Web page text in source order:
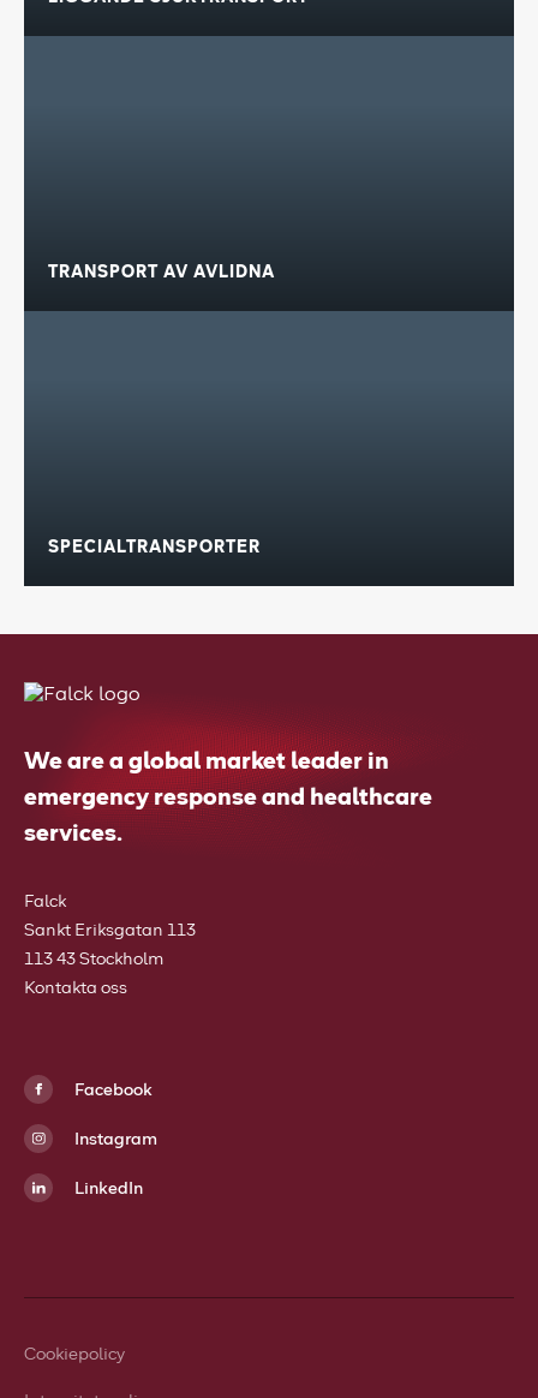
TRANSPORT AV AVLIDNA
SPECIALTRANSPORTER
We are a global market leader in
emergency response and healthcare
services.
Falck
Sankt Eriksgatan 113
113 43 Stockholm
Kontakta oss
Facebook
Instagram
LinkedIn
Cookiepolicy